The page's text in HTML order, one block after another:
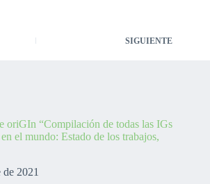
SIGUIENTE
oriGIn “Compilación de todas las IGs
el mundo: Estado de los trabajos,
de 2021